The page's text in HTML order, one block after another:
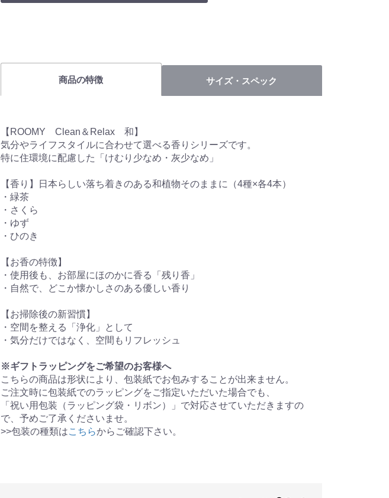
商品の特徴 サイズ・スペック
【ROOMY Clean＆Relax 和】
気分やライフスタイルに合わせて選べる香りシリーズです。
特に住環境に配慮した「けむり少なめ・灰少なめ」
【香り】日本らしい落ち着きのある和植物そのままに（4種×各4本）
・緑茶
・さくら
・ゆず
・ひのき
【お香の特徴】
・使用後も、お部屋にほのかに香る「残り香」
・自然で、どこか懐かしさのある優しい香り
【お掃除後の新習慣】
・空間を整える「浄化」として
・気分だけではなく、空間もリフレッシュ
※ギフトラッピングをご希望のお客様へ
こちらの商品は形状により、包装紙でお包みすることが出来ません。
ご注文時に包装紙でのラッピングをご指定いただいた場合でも、
「祝い用包装（ラッピング袋・リボン）」で対応させていただきますの
で、予めご了承くださいませ。
>>包装の種類はこちらからご確認下さい。